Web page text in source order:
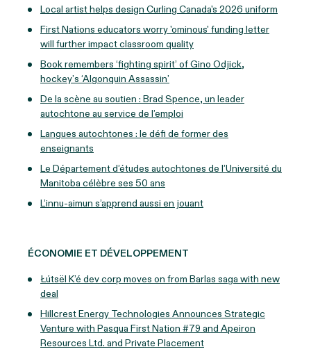
Local artist helps design Curling Canada's 2026 uniform
First Nations educators worry 'ominous' funding letter
will further impact classroom quality
Book remembers ‘fighting spirit’ of Gino Odjick,
hockey’s ‘Algonquin Assassin’
De la scène au soutien : Brad Spence, un leader
autochtone au service de l’emploi
Langues autochtones : le défi de former des
enseignants
Le Département d’études autochtones de l’Université du
Manitoba célèbre ses 50 ans
L’innu-aimun s’apprend aussi en jouant
ÉCONOMIE ET DÉVELOPPEMENT
Łútsël K’é dev corp moves on from Barlas saga with new
deal
Hillcrest Energy Technologies Announces Strategic
Venture with Pasqua First Nation #79 and Apeiron
Resources Ltd. and Private Placement